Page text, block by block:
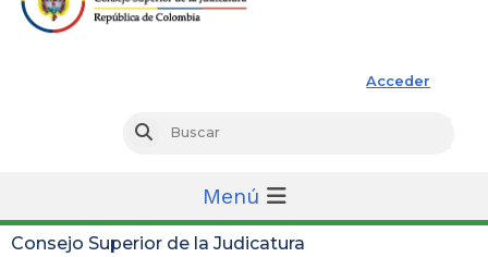
Acceder
Buscar
Menú
Consejo Superior de la Judicatura